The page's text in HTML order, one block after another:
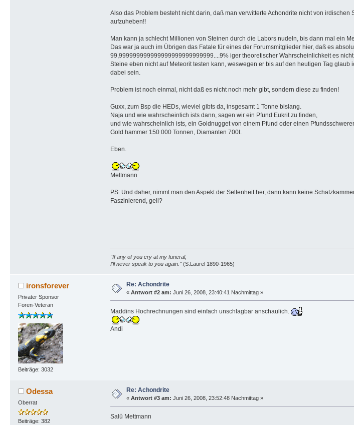
Also das Problem besteht nicht darin, daß man verwitterte Achondrite nicht von
aufzuheben!!
Man kann ja schlecht Millionen von Steinen durch die Labors nudeln, bis dann mal ein
Das war ja auch im Übrigen das Fatale für eines der Forumsmitglieder hier, daß es
99,999999999999999999999999999....9% iger theoretischer Wahrscheinlichkeit es
Steine eben nicht auf Meteorit testen kann, weswegen er bis auf den heutigen Tag
dabei sein.
Problem ist noch einmal, nicht daß es nicht noch mehr gibt, sondern diese zu finden!
Guxx, zum Bsp die HEDs, wieviel gibts da, insgesamt 1 Tonne bislang.
Naja und wie wahrscheinlich ists dann, sagen wir ein Pfund Eukrit zu finden,
und wie wahrscheinlich ists, ein Goldnugget von einem Pfund oder einen
Gold hammer 150 000 Tonnen, Diamanten 700t.
Eben.
Mettmann
PS: Und daher, nimmt man den Aspekt der Seltenheit her, dann kann keine
Faszinierend, gell?
"If any of you cry at my funeral,
I'll never speak to you again."(S.Laurel 1890-1965)
ironsforever
Privater Sponsor
Foren-Veteran
Beiträge: 3032
Re: Achondrite
« Antwort #2 am: Juni 26, 2008, 23:40:41 Nachmittag »
Maddins Hochrechnungen sind einfach unschlagbar anschaulich.
Andi
Odessa
Oberrat
Beiträge: 382
Re: Achondrite
« Antwort #3 am: Juni 26, 2008, 23:52:48 Nachmittag »
Salü Mettmann